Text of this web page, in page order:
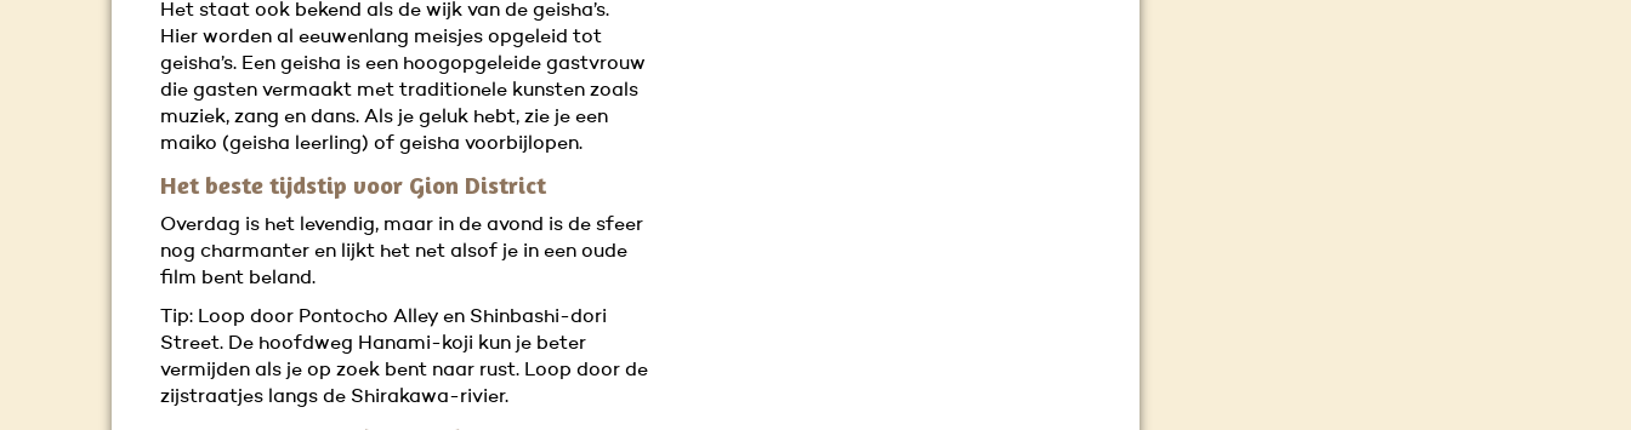
Het staat ook bekend als de wijk van de geisha’s.
Hier worden al eeuwenlang meisjes opgeleid tot
geisha’s. Een geisha is een hoogopgeleide gastvrouw
die gasten vermaakt met traditionele kunsten zoals
muziek, zang en dans. Als je geluk hebt, zie je een
maiko (geisha leerling) of geisha voorbijlopen.
Het beste tijdstip voor Gion District
Overdag is het levendig, maar in de avond is de sfeer
nog charmanter en lijkt het net alsof je in een oude
film bent beland.
Tip: Loop door Pontocho Alley en Shinbashi-dori
Street. De hoofdweg Hanami-koji kun je beter
vermijden als je op zoek bent naar rust. Loop door de
zijstraatjes langs de Shirakawa-rivier.